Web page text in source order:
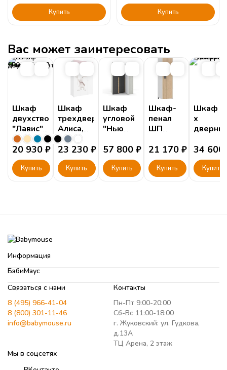
Купить Купить
Вас может заинтересовать
Шкаф
двухстворчатый
"Лавис"
ШД
900.1
20 930 ₽
Купить
Шкаф
трехдверный
Алиса,
штанга и
полки
23 230 ₽
Купить
Шкаф
угловой
"Нью
Грэй"
57 800 ₽
Купить
Шкаф-
пенал
ШП
21 170 ₽
Купить
Шкаф
х
Ш2
34 600
Купить
Информация
БэбиМаус
Связаться с нами
8 (495) 966-41-04
8 (800) 301-11-46
info@babymouse.ru
Контакты
Пн-Пт 9:00-20:00
Сб-Вс 11:00-18:00
г. Жуковский: ул. Гудкова,
д.13А
ТЦ Арена, 2 этаж
Мы в соцсетях